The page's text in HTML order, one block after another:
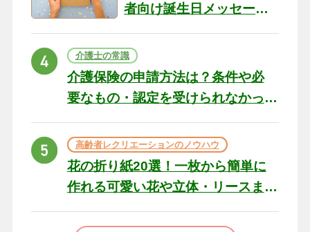
者向け誕生日メッセージ
の例文と書き方のポイン
ト
介護士の常識
介護保険の申請方法は？条件や必
要なもの・認定を受けられなかっ
た場合の対処法
高齢者レクリエーションのノウハウ
花の折り紙20選！一枚から簡単に
作れる可愛い花や立体・リースま
で